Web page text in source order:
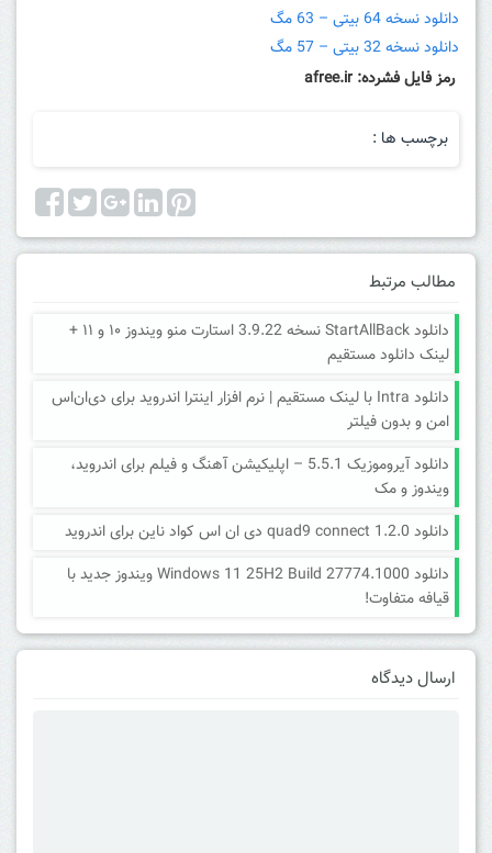
دانلود نسخه 64 بیتی – 63 مگ
دانلود نسخه 32 بیتی – 57 مگ
رمز فایل فشرده: afree.ir
برچسب ها :
مطالب مرتبط
دانلود StartAllBack نسخه 3.9.22 استارت منو ویندوز ۱۰ و ۱۱ +
لینک دانلود مستقیم
دانلود Intra با لینک مستقیم | نرم افزار اینترا اندروید برای دی‌ان‌اس
امن و بدون فیلتر
دانلود آیروموزیک 5.5.1 – اپلیکیشن آهنگ و فیلم برای اندروید،
ویندوز و مک
دانلود quad9 connect 1.2.0 دی ان اس کواد ناین برای اندروید
دانلود Windows 11 25H2 Build 27774.1000 ویندوز جدید با
قیافه متفاوت!
ارسال دیدگاه